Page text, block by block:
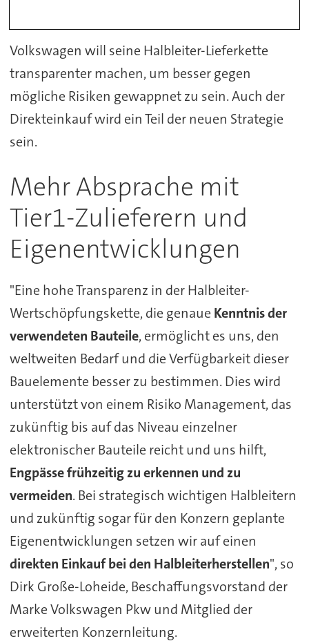
Volkswagen will seine Halbleiter-Lieferkette
transparenter machen, um besser gegen
mögliche Risiken gewappnet zu sein. Auch der
Direkteinkauf wird ein Teil der neuen Strategie
sein.
Mehr Absprache mit
Tier1-Zulieferern und
Eigenentwicklungen
"Eine hohe Transparenz in der Halbleiter-
Wertschöpfungskette, die genaue Kenntnis der
verwendeten Bauteile, ermöglicht es uns, den
weltweiten Bedarf und die Verfügbarkeit dieser
Bauelemente besser zu bestimmen. Dies wird
unterstützt von einem Risiko Management, das
zukünftig bis auf das Niveau einzelner
elektronischer Bauteile reicht und uns hilft,
Engpässe frühzeitig zu erkennen und zu
vermeiden. Bei strategisch wichtigen Halbleitern
und zukünftig sogar für den Konzern geplante
Eigenentwicklungen setzen wir auf einen
direkten Einkauf bei den Halbleiterherstellen", so
Dirk Große-Loheide, Beschaffungsvorstand der
Marke Volkswagen Pkw und Mitglied der
erweiterten Konzernleitung.